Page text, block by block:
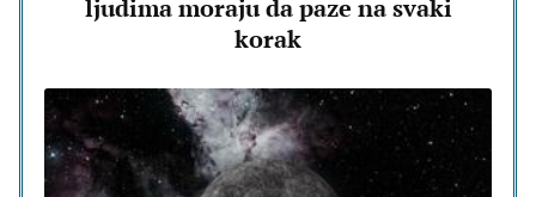
ljudima moraju da paze na svaki
korak